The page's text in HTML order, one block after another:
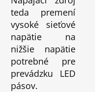
teda premení
vysoké sieťové
napätie na
nižšie napätie
potrebné pre
prevádzku LED
pásov.